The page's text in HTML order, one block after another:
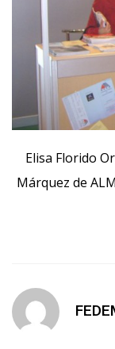
Elisa Florido
Márquez de